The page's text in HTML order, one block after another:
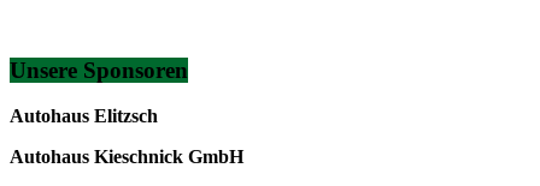
Unsere Sponsoren
Autohaus Elitzsch
Autohaus Kieschnick GmbH